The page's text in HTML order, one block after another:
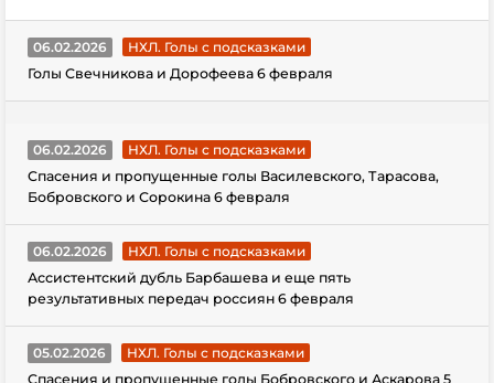
06.02.2026
НХЛ. Голы с подсказками
Голы Свечникова и Дорофеева 6 февраля
06.02.2026
НХЛ. Голы с подсказками
Спасения и пропущенные голы Василевского, Тарасова,
Бобровского и Сорокина 6 февраля
06.02.2026
НХЛ. Голы с подсказками
Ассистентский дубль Барбашева и еще пять
результативных передач россиян 6 февраля
05.02.2026
НХЛ. Голы с подсказками
Спасения и пропущенные голы Бобровского и Аскарова 5